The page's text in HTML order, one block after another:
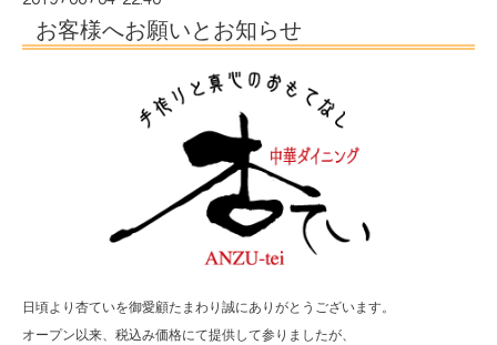
お客様へお願いとお知らせ
日頃より杏ていを御愛顧たまわり誠にありがとうございます。
オープン以来、税込み価格にて提供して参りましたが、